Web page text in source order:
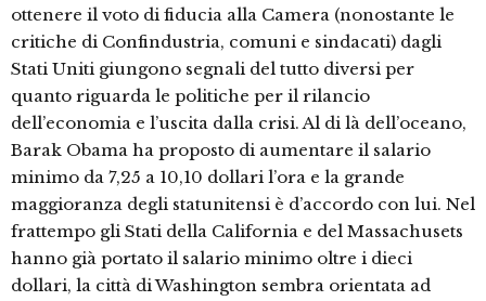
ottenere il voto di fiducia alla Camera (nonostante le
critiche di Confindustria, comuni e sindacati) dagli
Stati Uniti giungono segnali del tutto diversi per
quanto riguarda le politiche per il rilancio
dell’economia e l’uscita dalla crisi. Al di là dell’oceano,
Barak Obama ha proposto di aumentare il salario
minimo da 7,25 a 10,10 dollari l’ora e la grande
maggioranza degli statunitensi è d’accordo con lui. Nel
frattempo gli Stati della California e del Massachusets
hanno già portato il salario minimo oltre i dieci
dollari, la città di Washington sembra orientata ad